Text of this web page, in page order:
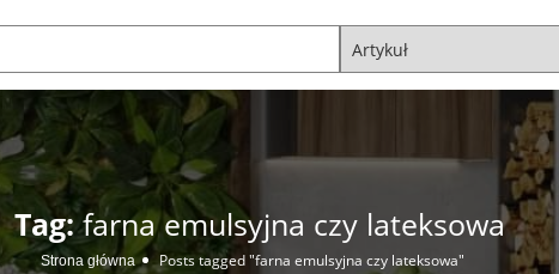
Tag:farna emulsyjna czy lateksowa
Strona główna Posts tagged "farna emulsyjna czy lateksowa"